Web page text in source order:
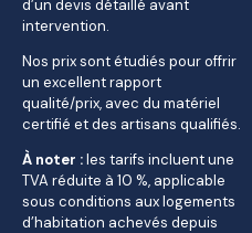
d’un devis détaillé avant
intervention.
Nos prix sont étudiés pour offrir
un excellent rapport
qualité/prix, avec du matériel
certifié et des artisans qualifiés.
À noter :les tarifs incluent une
TVA réduite à 10 %, applicable
sous conditions aux logements
d’habitation achevés depuis